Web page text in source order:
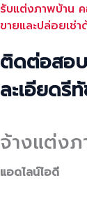
รับแต่งภาพบ้าน
ขายและปล่อยเช่
ติดต่อสอ
ละเอียดรี
จ้างแต่ง
แอดไลน์ไอดี